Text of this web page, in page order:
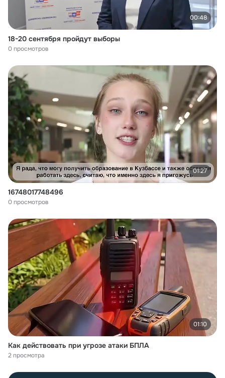
00:48
18-20 сентября пройдут выборы
0 просмотров
01:27
16748017748496
0 просмотров
01:10
Как действовать при угрозе атаки БПЛА
2 просмотра